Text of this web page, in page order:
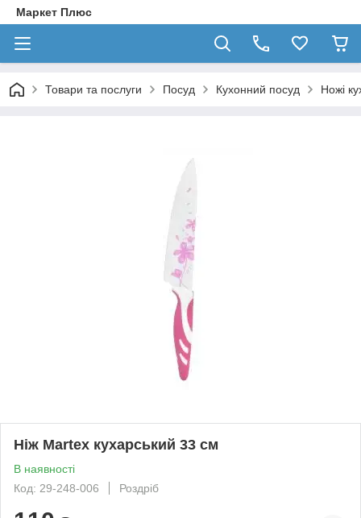
Маркет Плюс
Товари та послуги Посуд Кухонний посуд Ножі
Ніж Martex кухарський 33 см
В наявності
Код: 29-248-006
Роздріб